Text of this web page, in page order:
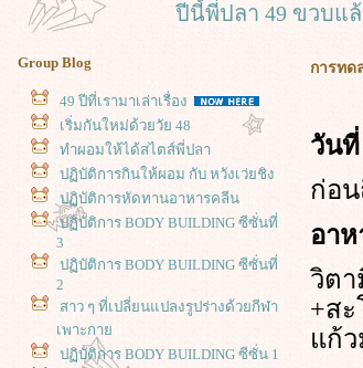
ปีนี้พี่ปลา 49 ขวบแ
Group Blog
49 ปีที่เรามาเล่าเรื่อง
เริ่มกันใหม่ด้วยวัย 48
ทำผอมให้ได้สไตส์พี่ปลา
ปฏิบัติการกินให้ผอม กับ หวังเว่ยชิง
ปฏิบัติการหัดทานอาหารคลีน
ปฏิบัติการ BODY BUILDING ซีซั่นที่
3
ปฏิบัติการ BODY BUILDING ซีซั่นที่
2
สาว ๆ ที่เปลี่ยนแปลงรูปร่างด้วยกีฬา
เพาะกา
ปฏิบัติการ BODY BUILDING ซีซั่น 1
การทด
วันที่
ก่อน
อาห
วิต
+ส
ก้ว